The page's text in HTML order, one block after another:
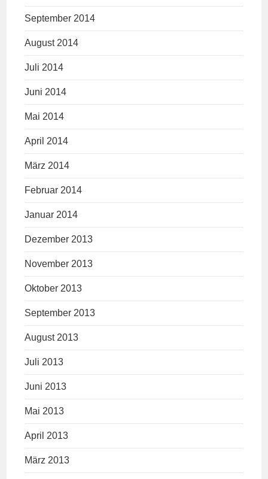
September 2014
August 2014
Juli 2014
Juni 2014
Mai 2014
April 2014
März 2014
Februar 2014
Januar 2014
Dezember 2013
November 2013
Oktober 2013
September 2013
August 2013
Juli 2013
Juni 2013
Mai 2013
April 2013
März 2013